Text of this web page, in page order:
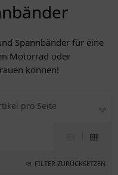
Spannbänder für eine
Motorrad oder
können!
pro Seite
FILTER ZURÜCKSETZEN